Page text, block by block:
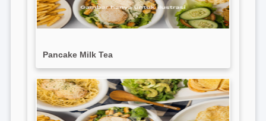
Pancake Milk Tea